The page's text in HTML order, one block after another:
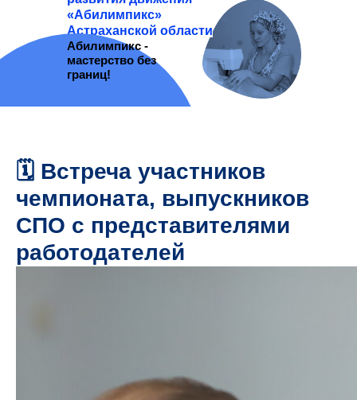
«Абилимпикс»
Астраханской области
Абилимпикс -
мастерство без
границ!
🗓 Встреча участников
чемпионата, выпускников
СПО с представителями
работодателей